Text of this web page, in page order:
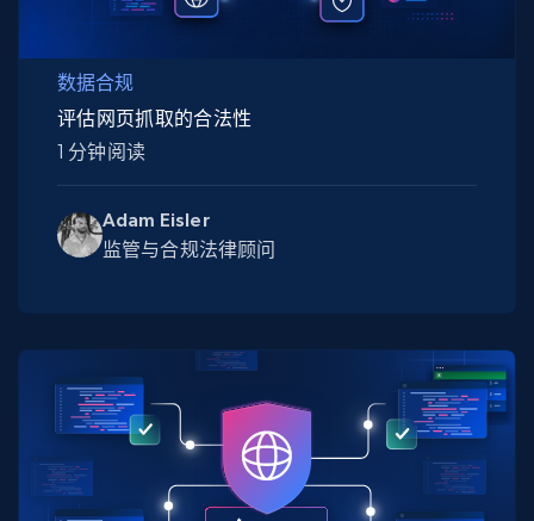
数据合规
Adam Eisler
监管与合规法律顾问
评估网页抓取的合法性
1 分钟阅读